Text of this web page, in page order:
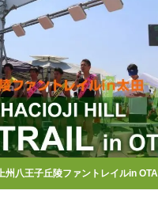
上州八王子丘陵ファントレイルin OTA